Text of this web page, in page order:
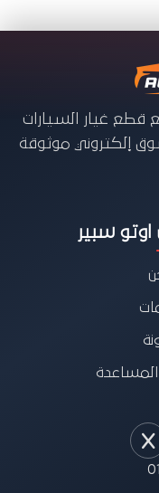
قطع غيار السيارات
إلكتروني موثوقة
سبير
المساعدة